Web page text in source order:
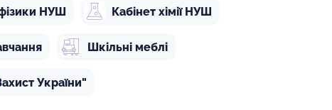
НУШ Кабінет хімії НУШ
Шкільні меблі
України"